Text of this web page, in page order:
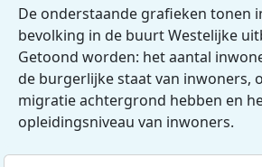
De onderstaande grafieken tonen
bevolking in de buurt Westelijke
Getoond worden: het aantal
de burgerlijke staat van inwoners,
migratie achtergrond hebben en
opleidingsniveau van inwoners.